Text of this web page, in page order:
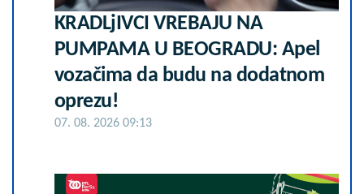
KRADLjIVCI VREBAJU NA
PUMPAMA U BEOGRADU: Apel
vozačima da budu na dodatnom
oprezu!
07. 08. 2026 09:13